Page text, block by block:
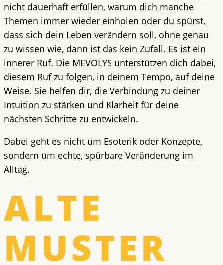
nicht dauerhaft erfüllen, warum dich manche
Themen immer wieder einholen oder du spürst,
dass sich dein Leben verändern soll, ohne genau
zu wissen wie, dann ist das kein Zufall. Es ist ein
innerer Ruf. Die MEVOLYS unterstützen dich dabei,
diesem Ruf zu folgen, in deinem Tempo, auf deine
Weise. Sie helfen dir, die Verbindung zu deiner
Intuition zu stärken und Klarheit für deine
nächsten Schritte zu entwickeln.
Dabei geht es nicht um Esoterik oder Konzepte,
sondern um echte, spürbare Veränderung im
Alltag.
ALTE
MUSTER